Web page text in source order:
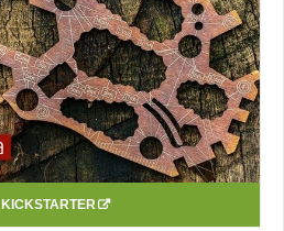
KICKSTARTER